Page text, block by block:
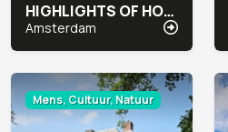
HIGHLIGHTS OF HOLLAND
Amsterdam
Mens, Cultuur, Natuur